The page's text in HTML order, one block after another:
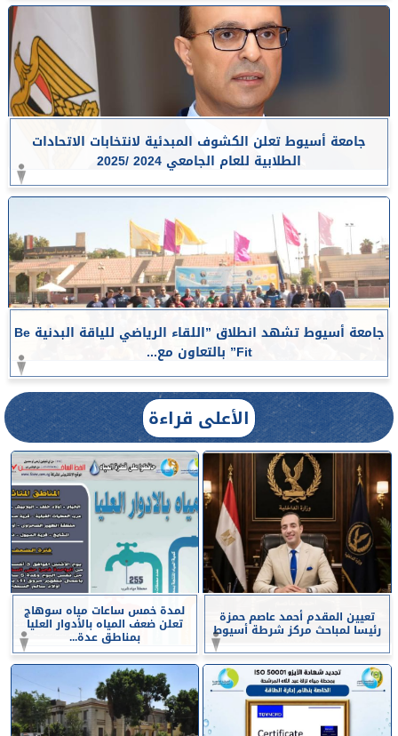
جامعة أسيوط تعلن الكشوف المبدئية لانتخابات الاتحادات
الطلابية للعام الجامعي 2024 /2025
جامعة أسيوط تشهد انطلاق ”اللقاء الرياضي للياقة البدنية Be
Fit” بالتعاون مع...
الأعلى قراءة
تعيين المقدم أحمد عاصم حمزة
رئيسا لمباحث مركز شرطة أسيوط
لمدة خمس ساعات مياه سوهاج
تعلن ضعف المياه بالأدوار العليا
بمناطق عدة...